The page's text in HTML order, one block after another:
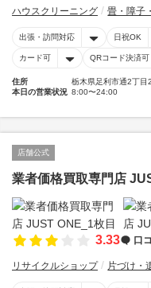
ハウスクリーニング
畳・障子
出張・訪問対応 日祝OK
カード可 QRコード決済可
住所
栃木県足利市通2丁目
本日の営業状況 8:00〜24:00
店舗公式
業者価格買取専門店
3.33 口
リサイクルショップ 片づけ・